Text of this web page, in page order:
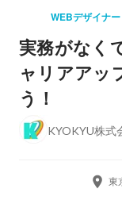
WEBデザイナ
実務がなく
ャリアアッ
う！
KYOKYU株式
東